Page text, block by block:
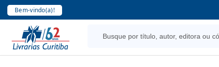
Bem-vindo(a)!